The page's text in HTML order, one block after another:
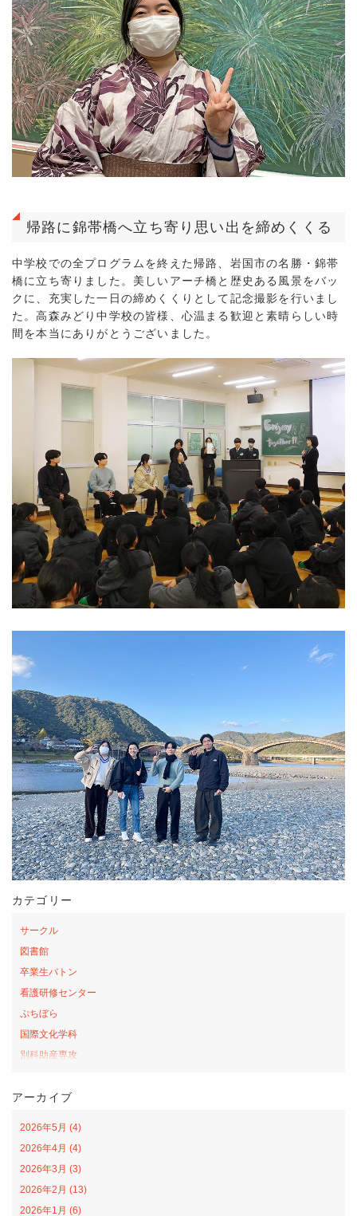
カテゴリー
サークル
図書館
卒業生バトン
看護研修センター
ぷちぼら
国際文化学科
別科助産専攻
お弁当の日プロジェクト
アーカイブ
2026年5月 (4)
2026年4月 (4)
2026年3月 (3)
2026年2月 (13)
2026年1月 (6)
帰路に錦帯橋へ立ち寄り思い出を締めくくる
中学校での全プログラムを終えた帰路、岩国市の名勝・錦帯
橋に立ち寄りました。美しいアーチ橋と歴史ある風景をバッ
クに、充実した一日の締めくくりとして記念撮影を行いまし
た。高森みどり中学校の皆様、心温まる歓迎と素晴らしい時
間を本当にありがとうございました。